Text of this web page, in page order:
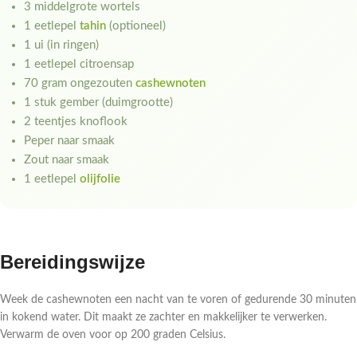
3 middelgrote wortels
1 eetlepel tahin (optioneel)
1 ui (in ringen)
1 eetlepel citroensap
70 gram ongezouten cashewnoten
1 stuk gember (duimgrootte)
2 teentjes knoflook
Peper naar smaak
Zout naar smaak
1 eetlepel olijfolie
Bereidingswijze
Week de cashewnoten een nacht van te voren of gedurende 30 minuten
in kokend water. Dit maakt ze zachter en makkelijker te verwerken.
Verwarm de oven voor op 200 graden Celsius.